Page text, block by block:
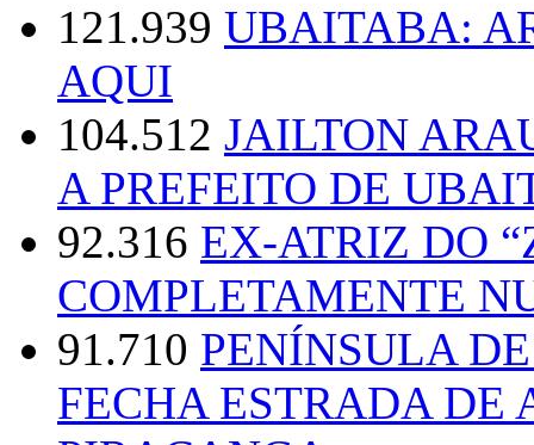
121.939 UBAITABA:
AQUI
104.512 JAILTON
A PREFEITO DE
92.316 EX-ATRIZ DO
COMPLETAMENTE
91.710 PENÍNSULA
FECHA ESTRADA DE